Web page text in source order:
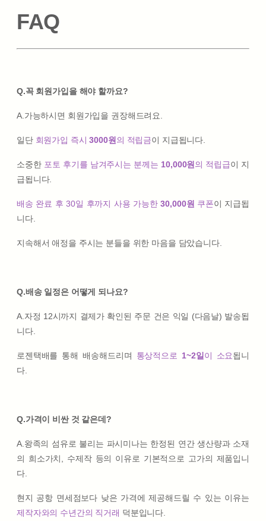
FAQ
Q.꼭 회원가입을 해야 할까요?
A.가능하시면 회원가입을 권장해드려요.
일단 회원가입 즉시3000원 의 적립금이 지급됩니다.
소중한 포토 후기를 남겨주시는 분께는 10,000원 의 적립급이 지
급됩니다.
배송 완료 후 30일 후까지 사용 가능한30,000원 쿠폰이 지급됩
니다.
지속해서 애정을 주시는 분들을 위한 마음을 담았습니다.
Q.배송 일정은 어떻게 되나요?
A.자정 12시까지 결제가 확인된 주문 건은 익일 (다음날) 발송됩
니다.
로젠택배를 통해 배송해드리며 통상적으로 1~2일 이 소요됩니
다.
Q.가격이 비싼 것 같은데?
A.왕족의 섬유로 불리는 파시미나는 한정된 연간 생산량과 소재
의 희소가치, 수제작 등의 이유로 기본적으로 고가의 제품입니
다.
현지 공항 면세점보다 낮은 가격에 제공해드릴 수 있는 이유는
제작자와의 수년간의 직거래 덕분입니다.